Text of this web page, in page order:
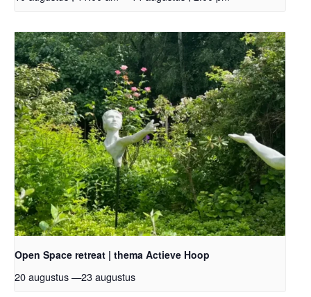
Open Space retreat | thema Actieve Hoop
20 augustus—23 augustus